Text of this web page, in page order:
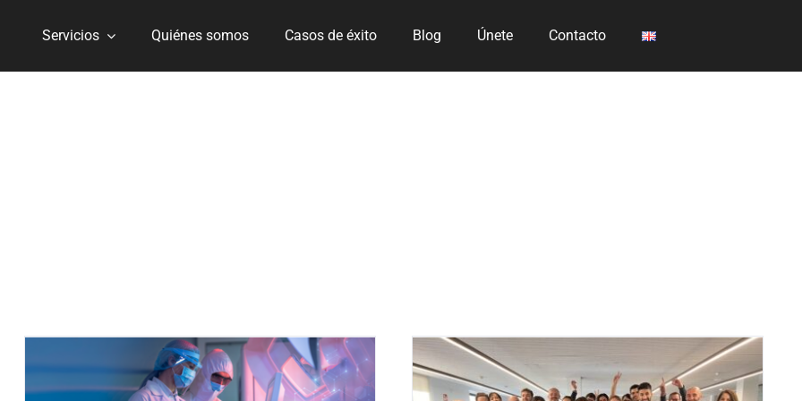
Servicios Quiénes somos Casos de éxito Blog Únete Contacto